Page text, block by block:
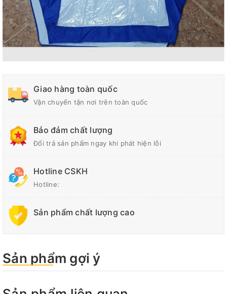
Giao hàng toàn quốc
Vận chuyển tận nơi trên toàn quốc
Bảo đảm chất lượng
Đổi trả sản phẩm ngay khi phát hiện lỗi
Hotline CSKH
Hotline:
Sản phẩm chất lượng cao
Sản phẩm gợi ý